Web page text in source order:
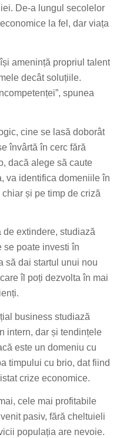
De-a lungul secolelor
la fel, dar viața
amenință propriul talent
decât soluțiile.
spunea
cine se lasă doborât
învârtă în cerc fără
dacă alege să caute
va identifica domeniile în
și pe timp de criză
extindere, studiază
se poate investi în
să dai startul unui nou
îl poți dezvolta în mai
business studiază
intern, dar și tendințele
este un domeniu cu
timpului cu brio, dat fiind
crize economice.
cele mai profitabile
pasiv, fără cheltuieli
populația are nevoie.